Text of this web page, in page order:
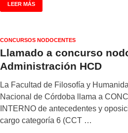
LEER MÁS
CONCURSOS NODOCENTES
Llamado a concurso
Administración HCD
La Facultad de Filosofía y
Nacional de Córdoba llama a
INTERNO de antecedentes y
cargo categoría 6 (CCT …